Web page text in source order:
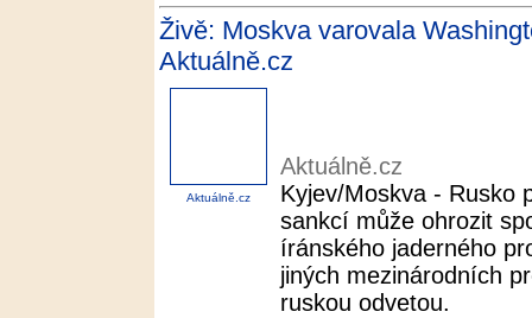
Živě: Moskva varovala
Aktuálně.cz
Aktuálně.cz
Aktuálně.cz
Kyjev/Moskva - Rusko
sankcí může ohrozit
íránského jaderného
jiných mezinárodních
ruskou odvetou.